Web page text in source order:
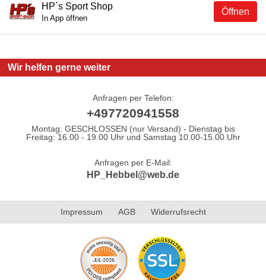
Öffnen
HP´s Sport Shop
In App öffnen
Wir helfen gerne weiter
Anfragen per Telefon:
+497720941558
Montag: GESCHLOSSEN (nur Versand) - Dienstag bis
Freitag: 16.00 - 19.00 Uhr und Samstag 10.00-15.00 Uhr
Anfragen per E-Mail:
HP_Hebbel@web.de
Impressum AGB Widerrufsrecht